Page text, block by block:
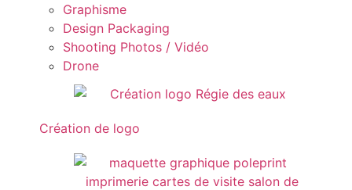
Graphisme
Design Packaging
Shooting Photos / Vidéo
Drone
Création de logo